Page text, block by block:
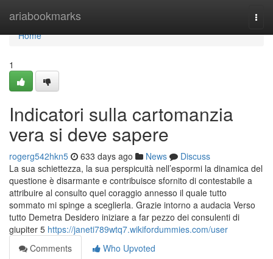
ariabookmarks
Home
Home
1
Indicatori sulla cartomanzia
vera si deve sapere
rogerg542hkn5 633 days ago News
Discuss
La sua schiettezza, la sua perspicuità nell’espormi la dinamica del
questione è disarmante e contribuisce sfornito di contestabile a
attribuire al consulto quel coraggio annesso il quale tutto
sommato mi spinge a sceglierla. Grazie intorno a audacia Verso
tutto Demetra Desidero iniziare a far pezzo dei consulenti di
giupiter 5 https://janeti789wtq7.wikifordummies.com/user
Comments
Who Upvoted